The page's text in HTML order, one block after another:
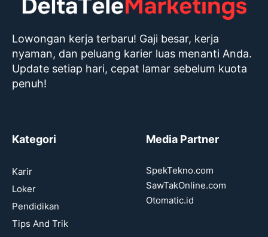
Lowongan kerja terbaru! Gaji besar, kerja
nyaman, dan peluang karier luas menanti Anda.
Update setiap hari, cepat lamar sebelum kuota
penuh!
Kategori
Karir
Loker
Pendidikan
Tips And Trik
Media Partner
SpekTekno.com
SawTakOnline.com
Otomatic.id